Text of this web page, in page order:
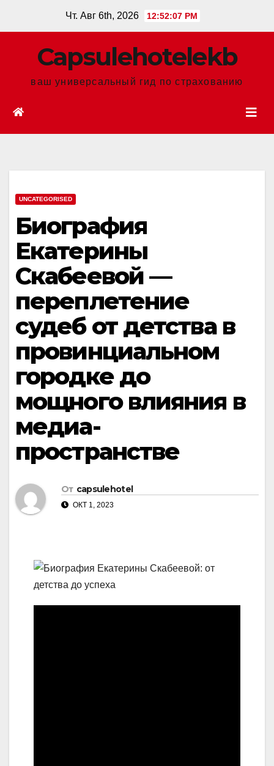
Чт. Авг 6th, 2026 12:52:08 PM
Сapsulehotelekb
ваш универсальный гид по страхованию
UNCATEGORISED
Биография
Екатерины
Скабеевой —
переплетение
судеб от детства в
провинциальном
городке до
мощного влияния в
медиа-
пространстве
От capsulehotel
ОКТ 1, 2023